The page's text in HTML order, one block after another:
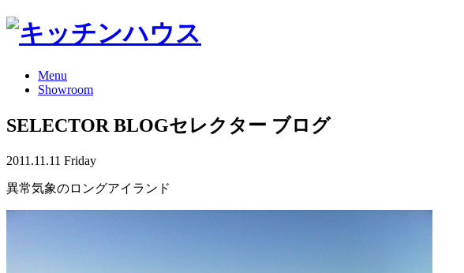
Menu
Showroom
SELECTOR BLOGセレクター ブログ
2011.11.11 Friday
異常気象のロングアイランド